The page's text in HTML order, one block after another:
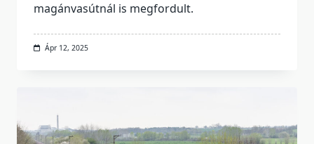
magánvasútnál is megfordult.
Ápr 12, 2025